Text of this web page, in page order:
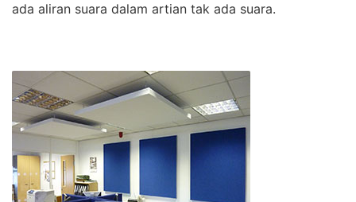
ada aliran suara dalam artian tak ada suara.